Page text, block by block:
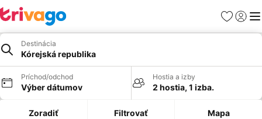
Obľúbené
Destinácia
Kórejská republika
Príchod/odchod
Výber dátumov
Hostia a izby
2 hostia, 1 izba.
Zoradiť Filtrovať Mapa